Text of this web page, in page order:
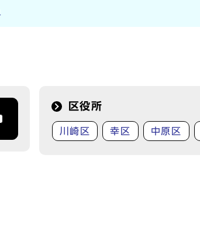
区役所
川崎区 幸区 中原区